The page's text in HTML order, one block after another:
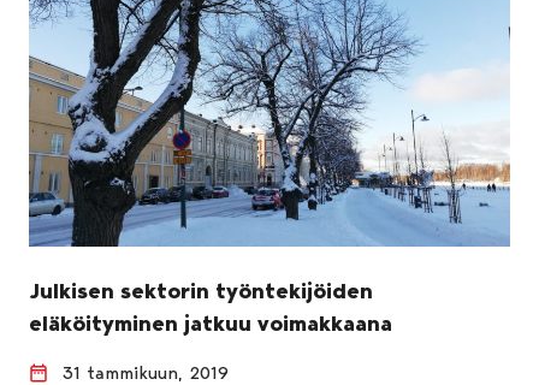
Julkisen sektorin työntekijöiden
eläköityminen jatkuu voimakkaana
31 tammikuun, 2019